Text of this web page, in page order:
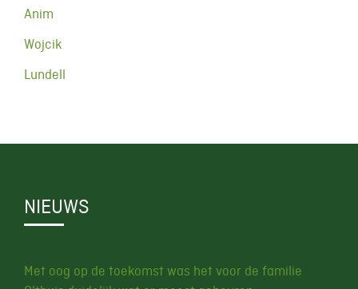
Anim
Wojcik
Lundell
NIEUWS
Met oog op de toekomst was het voor de familie